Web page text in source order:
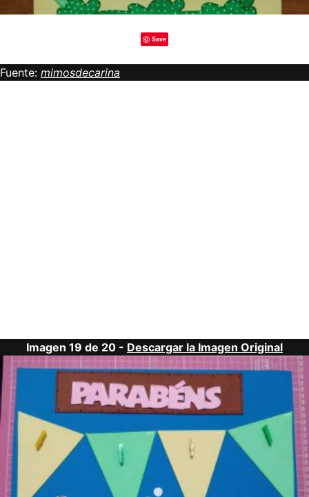
Save
Fuente: mimosdecarina
Imagen 19 de 20 - Descargar la Imagen Original